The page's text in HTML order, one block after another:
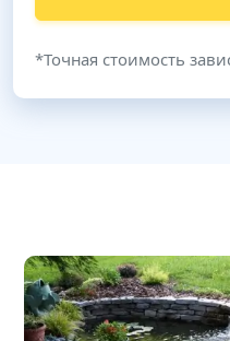
*Точная стоимость